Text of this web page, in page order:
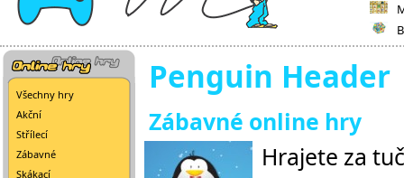
Všechny hry
Akční
Střílecí
Zábavné
Skákací
Penguin Header
Zábavné online hry
Hrajete za